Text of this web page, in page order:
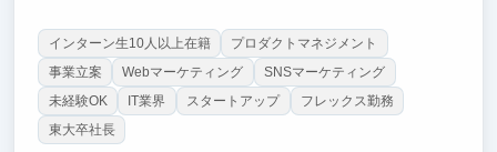
インターン生10人以上在籍
プロダクトマネジメント
事業立案
Webマーケティング
SNSマーケティング
未経験OK
IT業界 スタートアップ
フレックス勤務
東大卒社長